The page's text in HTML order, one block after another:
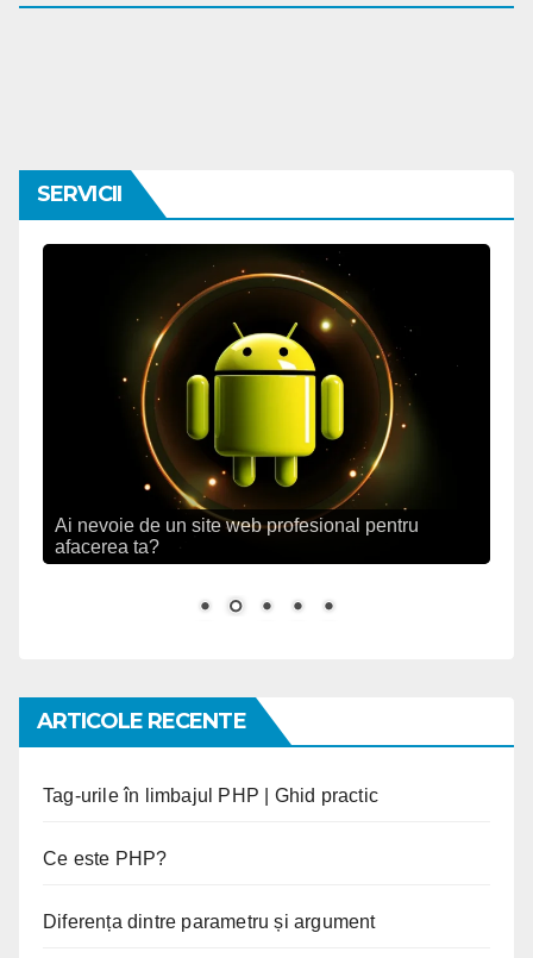
SERVICII
Ai nevoie de un site web profesional pentru
afacerea ta?
ARTICOLE RECENTE
Tag-urile în limbajul PHP | Ghid practic
Ce este PHP?
Diferența dintre parametru și argument